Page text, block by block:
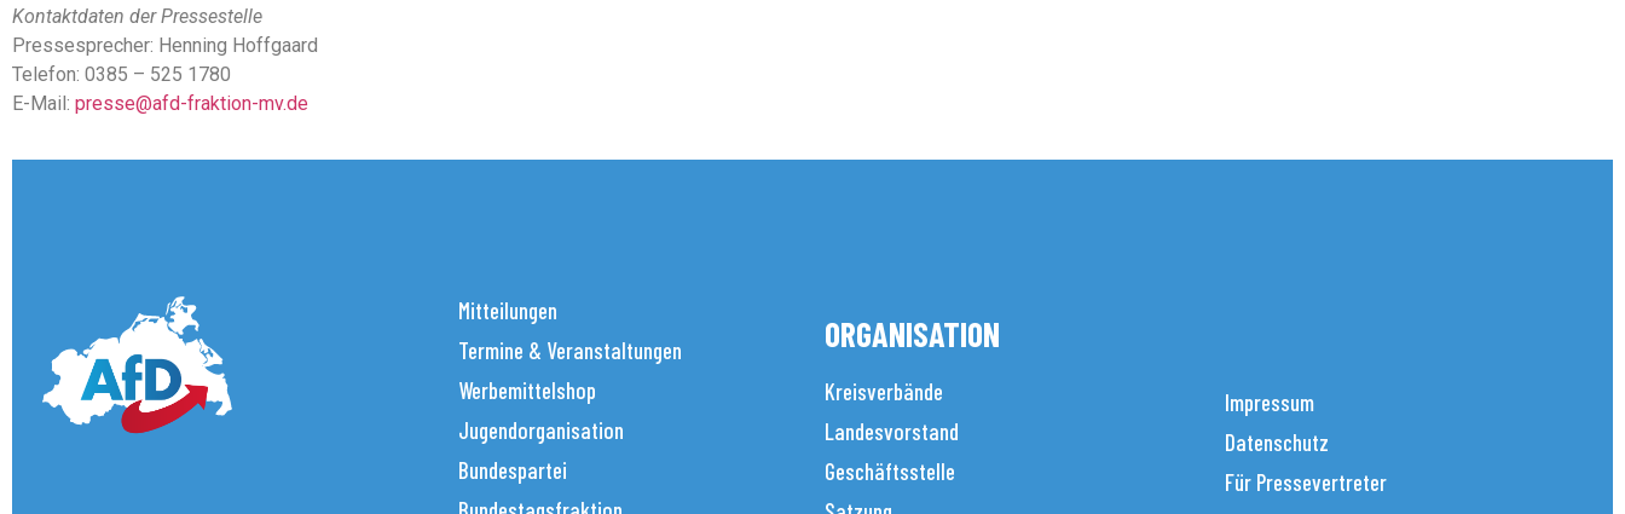
Kontaktdaten der Pressestelle
Pressesprecher: Henning Hoffgaard
Telefon: 0385 – 525 1780
E-Mail: presse@afd-fraktion-mv.de
Mitteilungen
Termine & Veranstaltungen
Werbemittelshop
Jugendorganisation
Bundespartei
ORGANISATION
Kreisverbände
Landesvorstand
Geschäftsstelle
Impressum
Datenschutz
Für Pressevertreter